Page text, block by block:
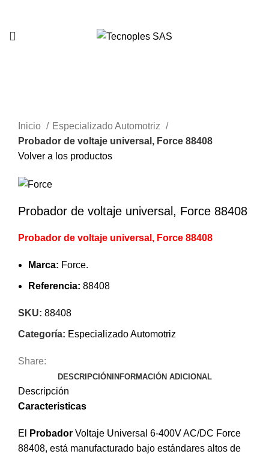
Inicio
Especializado Automotriz
Probador de voltaje universal, Force 88408
Volver a los productos
Probador de voltaje universal, Force 88408
Probador de voltaje universal, Force 88408
Marca: Force.
Referencia: 88408
SKU: 88408
Categoría: Especializado Automotriz
Share:
DESCRIPCIÓNINFORMACIÓN ADICIONAL
Descripción
Caracteristicas
El Probador Voltaje Universal 6-400V AC/DC Force
88408, está manufacturado bajo estándares altos de